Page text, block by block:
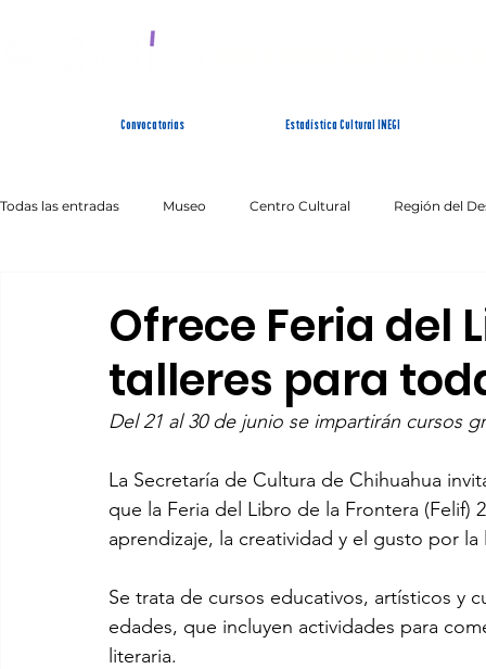
Convocatorias Estadística Cultural INEGI
Todas las entradas Museo Centro Cultural Región del
Ofrece Feria del
talleres para
Del 21 al 30 de junio se impartirán cursos
La Secretaría de Cultura de Chihuahua
que la Feria del Libro de la Frontera
aprendizaje, la creatividad y el gusto por la
Se trata de cursos educativos, artísticos y
edades, que incluyen actividades para
literaria.